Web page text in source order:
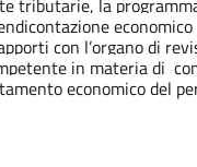
tributarie, la
economico
con l’organo di
in materia di
economico del